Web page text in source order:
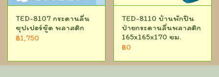
TED-8107 กระดานลื่น
ซุปเปอร์ชู๊ด พลาสติก
฿1,750
TED-8110 บ้านพักปีน
ป่ายกระดานลื่นพลาสติก
165x165x170 ซม.
฿0